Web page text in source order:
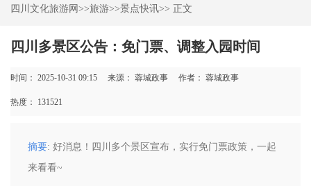
四川文化旅游网 >>旅游>>景点快讯>> 正文
四川多景区公告：免门票、调整入园时间
时间： 2025-10-31 09:15 来源： 蓉城政事 作者： 蓉城政事
热度： 131521
摘要: 好消息！四川多个景区宣布，实行免门票政策，一起
来看看~